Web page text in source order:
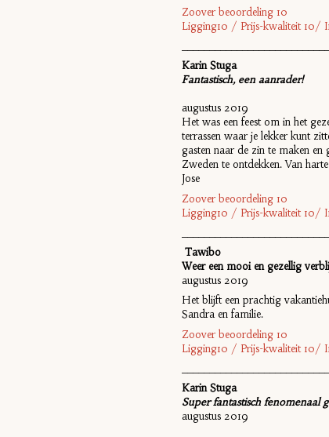
Zoover beoordeling 10
Ligging10 / Prijs-kwaliteit 10/
Karin Stuga
Fantastisch, een aanrader!
augustus 2019
Het was een feest om in het
terrassen waar je lekker kunt
gasten naar de zin te maken
Zweden te ontdekken. Van
Jose
Zoover beoordeling 10
Ligging10 / Prijs-kwaliteit 10/
Tawibo
Weer een mooi en gezellig
augustus 2019
Het blijft een prachtig
Sandra en familie.
Zoover beoordeling 10
Ligging10 / Prijs-kwaliteit 10/
Karin Stuga
Super fantastisch fenomenaal
augustus 2019